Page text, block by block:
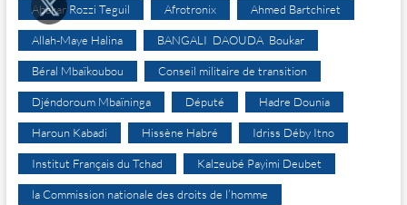
Abakar Rozzi Teguil Afrotronix Ahmed Bartchiret
Allah-Maye Halina BANGALI DAOUDA Boukar
Béral Mbaïkoubou Conseil militaire de transition
Djéndoroum Mbaïninga Député Hadre Dounia
Haroun Kabadi Hissène Habré Idriss Déby Itno
Institut Français du Tchad Kalzeubé Payimi Deubet
la Commission nationale des droits de l’homme